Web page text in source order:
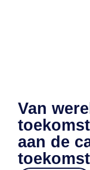
Van
aan de
toekomst